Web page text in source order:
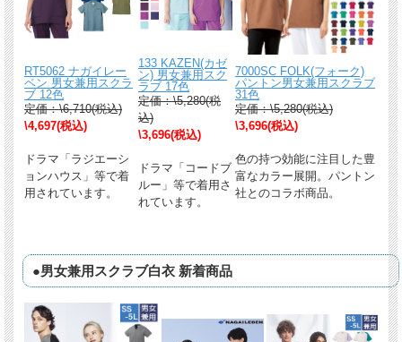
RT5062 ナガイレー
ベン 男女兼用スクラ
ブ 12色
定価：\6,710(税込)
\4,697(税込)
ドラマ「ラジエーシ
ョンハウス」等で着
用されています。
133 KAZEN(カゼ
ン) 男女兼用スク
ラブ 17色
定価：\5,280(税
込)
\3,696(税込)
ドラマ「コードブ
ルー」等で着用さ
れています。
7000SC FOLK(フォーク)
パントン男女兼用スクラブ
31色
定価：\5,280(税込)
\3,696(税込)
色の持つ効能に注目した豊
富なカラー展開。パントン
社とのコラボ商品。
●男女兼用スクラブ白衣 新着商品